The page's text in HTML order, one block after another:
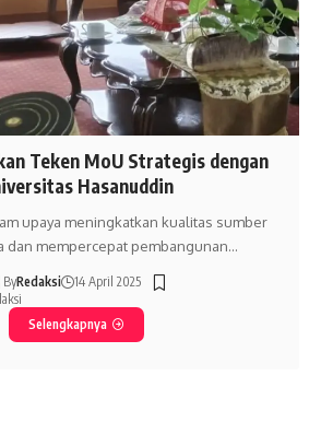
Teken MoU Strategis dengan
Hasanuddin
upaya meningkatkan kualitas sumber
dan mempercepat pembangunan…
ByRedaksi 14 April 2025
Selengkapnya